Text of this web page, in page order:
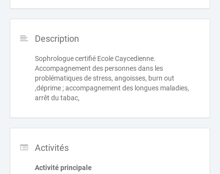
Description
Sophrologue certifié Ecole Caycedienne.
Accompagnement des personnes dans les
problématiques de stress, angoisses, burn out
,déprime ; accompagnement des longues maladies,
arrêt du tabac,
Activités
Activité principale